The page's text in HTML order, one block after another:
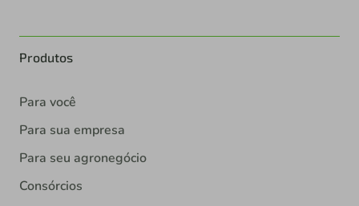
Produtos
Para você
Para sua empresa
Para seu agronegócio
Consórcios